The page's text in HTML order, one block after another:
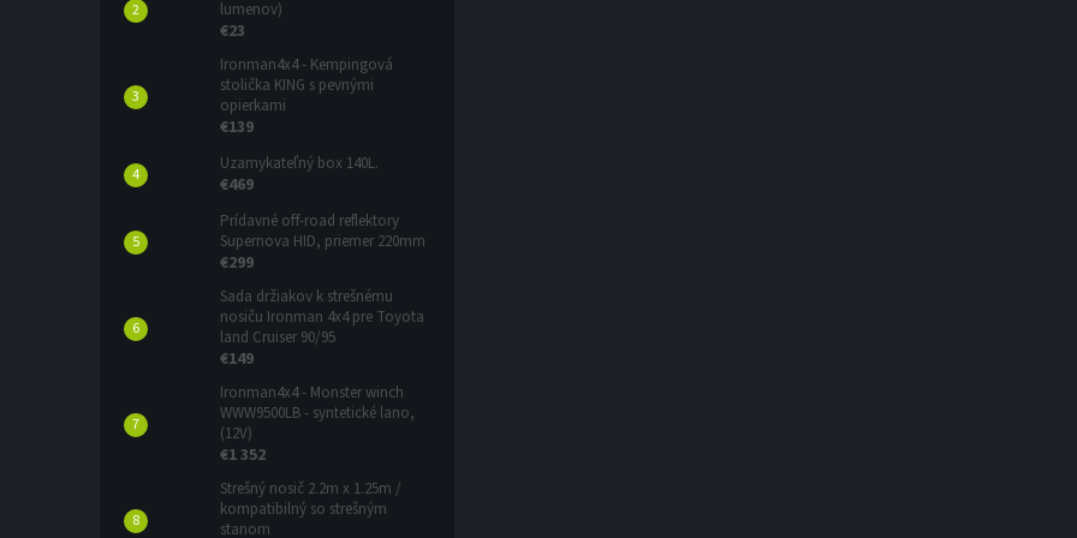
lumenov)
€23
Ironman4x4 - Kempingová
stolička KING s pevnými
opierkami
€139
Uzamykateľný box 140L.
€469
Prídavné off-road reflektory
Supernova HID, priemer 220mm
€299
Sada držiakov k strešnému
nosiču Ironman 4x4 pre Toyota
land Cruiser 90/95
€149
Ironman4x4 - Monster winch
WWW9500LB - syntetické lano,
(12V)
€1 352
Strešný nosič 2.2m x 1.25m /
kompatibilný so strešným
stanom